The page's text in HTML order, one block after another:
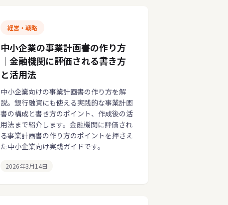
経営・戦略
中小企業の事業計画書の作り方
｜金融機関に評価される書き方
と活用法
中小企業向けの事業計画書の作り方を解
説。銀行融資にも使える実践的な事業計画
書の構成と書き方のポイント、作成後の活
用法まで紹介します。金融機関に評価され
る事業計画書の作り方のポイントを押さえ
た中小企業向け実践ガイドです。
2026年3月14日